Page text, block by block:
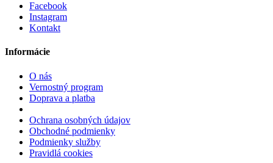
Facebook
Instagram
Kontakt
Informácie
O nás
Vernostný program
Doprava a platba
Ochrana osobných údajov
Obchodné podmienky
Podmienky služby
Pravidlá cookies